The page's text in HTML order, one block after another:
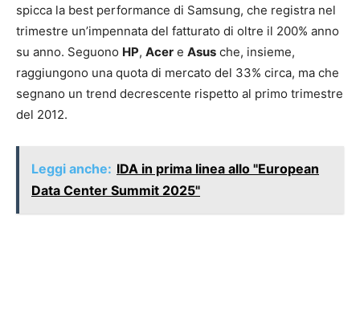
spicca la best performance di Samsung, che registra nel
trimestre un’impennata del fatturato di oltre il 200% anno
su anno. Seguono HP, Acer e Asus che, insieme,
raggiungono una quota di mercato del 33% circa, ma che
segnano un trend decrescente rispetto al primo trimestre
del 2012.
Leggi anche: IDA in prima linea allo "European
Data Center Summit 2025"